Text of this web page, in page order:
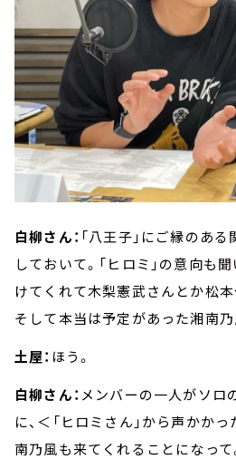
白柳さん： 「八王子」にご縁のあ
しておいて。「ヒロミ」の意向も聞
けてくれて木梨憲武さんとか松本
そして本当は予定があった湘南乃
土屋： ほう。
白柳さん： メンバーの一人がソロ
に、＜「ヒロミさん」から声かか
南乃風も来てくれることになって